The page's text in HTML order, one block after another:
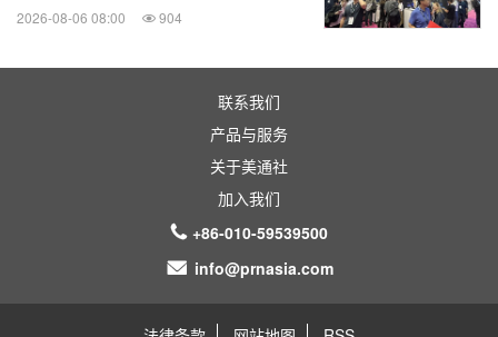
2026-08-06 08:00 904
联系我们
产品与服务
关于美通社
加入我们
+86-010-59539500
info@prnasia.com